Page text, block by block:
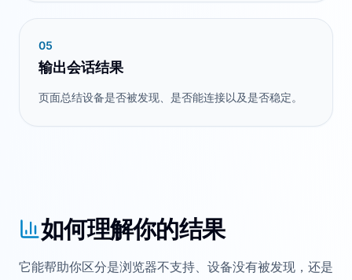
05
输出会话结果
页面总结设备是否被发现、是否能连接以及是否稳定。
如何理解你的结果
它能帮助你区分是浏览器不支持、设备没有被发现，还是